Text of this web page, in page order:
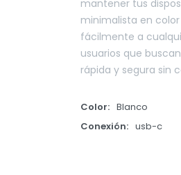
mantener tus
minimalista en
fácilmente a
usuarios que
rápida y segura sin
Color
Blanco
Conexión
usb-c